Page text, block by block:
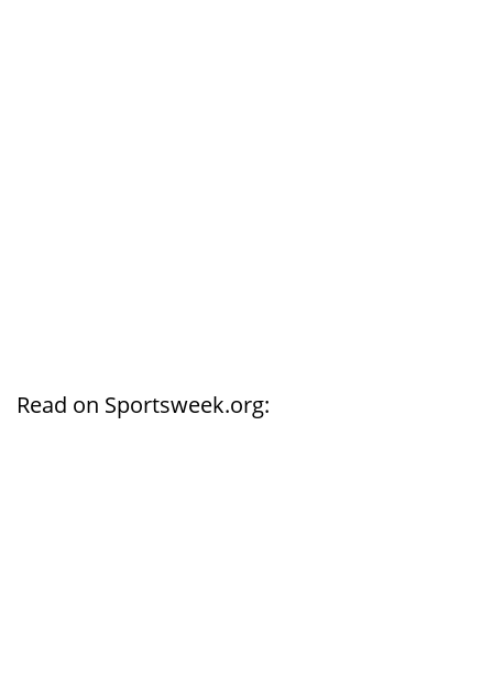
Read on Sportsweek.org: